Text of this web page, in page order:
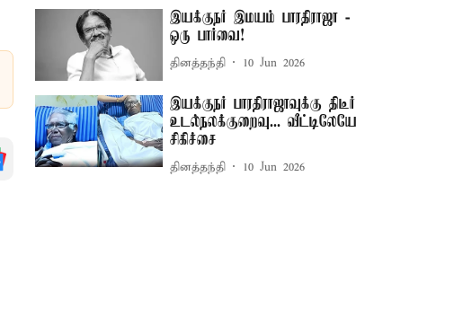
இயக்குநர் இமயம் பாரதிராஜா -
ஒரு பார்வை!
தினத்தந்தி 10 Jun 2026
இயக்குநர் பாரதிராஜாவுக்கு திடீர்
உடல்நலக்குறைவு... வீட்டிலேயே
சிகிச்சை
தினத்தந்தி 10 Jun 2026